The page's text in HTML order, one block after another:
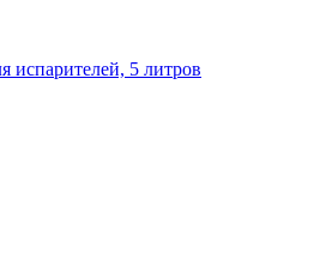
испарителей, 5 литров